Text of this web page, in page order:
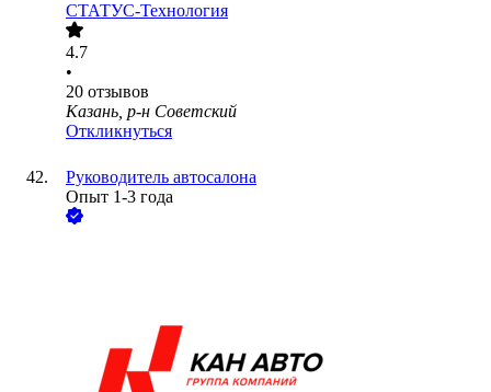
СТАТУС-Технология
4.7
•
20 отзывов
Казань, р-н Советский
Откликнуться
Руководитель автосалона
Опыт 1-3 года